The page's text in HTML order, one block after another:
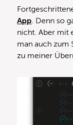
App. Denn so
nicht. Aber mit
man auch zum
zu meiner